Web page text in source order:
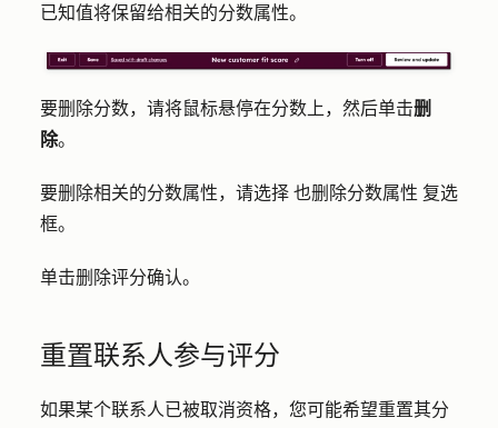
已知值将保留给相关的分数属性。
要删除分数，请将鼠标悬停在分数上，然后单击删
除。
要删除相关的分数属性，请选择 也删除分数属性 复选
框。
单击删除评分确认。
重置联系人参与评分
如果某个联系人已被取消资格，您可能希望重置其分